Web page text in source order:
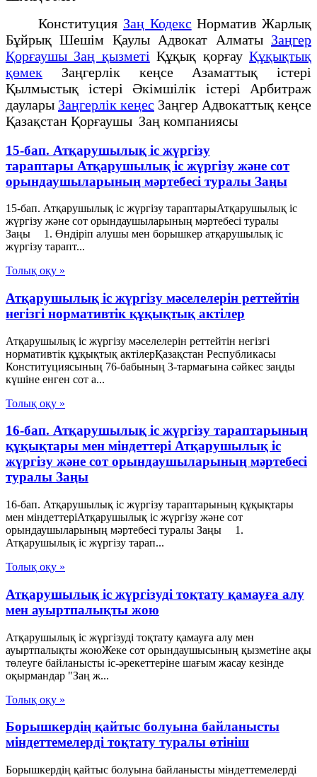
Конституция Заң Кодекс Норматив Жарлық
Бұйрық Шешім Қаулы Адвокат Алматы Заңгер
Қорғаушы Заң қызметі Құқық қорғауҚұқықтық
қөмек Заңгерлік кеңсе Азаматтық істері
Қылмыстық істері Әкімшілік істері Арбитраж
даулары Заңгерлік кеңес Заңгер Адвокаттық кеңсе
Қазақстан Қорғаушы Заң компаниясы
15-бап. Атқарушылық iс жүргiзу
тараптары Атқарушылық iс жүргiзу және сот
орындаушыларының мәртебесi туралы Заңы
15-бап. Атқарушылық iс жүргiзу тараптарыАтқарушылық iс
жүргiзу және сот орындаушыларының мәртебесi туралы
Заңы 1. Өндiрiп алушы мен борышкер атқарушылық iс
жүргiзу тарапт...
Толық оқу »
Атқарушылық іс жүргізу мәселелерін реттейтін
негізгі нормативтік құқықтық актілер
Атқарушылық іс жүргізу мәселелерін реттейтін негізгі
нормативтік құқықтық актілерҚазақстан Республикасы
Конституциясының 76-бабының 3-тармағына сәйкес заңды
күшіне енген сот а...
Толық оқу »
16-бап. Атқарушылық iс жүргiзу тараптарының
құқықтары мен мiндеттерi Атқарушылық iс
жүргiзу және сот орындаушыларының мәртебесi
туралы Заңы
16-бап. Атқарушылық iс жүргiзу тараптарының құқықтары
мен мiндеттерiАтқарушылық iс жүргiзу және сот
орындаушыларының мәртебесi туралы Заңы 1.
Атқарушылық iс жүргiзу тарап...
Толық оқу »
Атқарушылық іс жүргізуді тоқтату қамауға алу
мен ауыртпалықты жою
Атқарушылық іс жүргізуді тоқтату қамауға алу мен
ауыртпалықты жоюЖеке сот орындаушысының қызметіне ақы
төлеуге байланысты іс-әрекеттеріне шағым жасау кезінде
оқырмандар "Заң ж...
Толық оқу »
Борышкердің қайтыс болуына байланысты
міндеттемелерді тоқтату туралы өтініш
Борышкердің қайтыс болуына байланысты міндеттемелерді